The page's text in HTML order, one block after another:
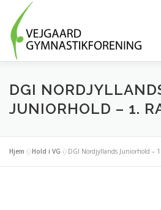
indhold
HOLD OG AKTIVITETER
DGI
JUNIORHOLD – 1.
Hjem »Hold i VG »DGI Nordjyllands Juniorhold –